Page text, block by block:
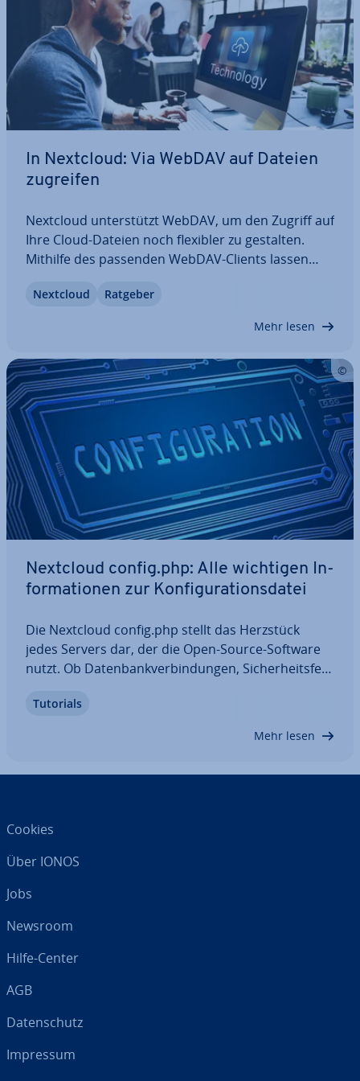
In Nextcloud: Via WebDAV auf Dateien
zugreifen
Nextcloud un­ter­stützt WebDAV, um den Zugriff auf
Ihre Cloud-Dateien noch flexibler zu gestalten.
Mithilfe des passenden WebDAV-Clients lassen
ren. In dem nach­fol­gen­den Artikel zeigen wir
Nextcloud Ratgeber
Mehr lesen
Nextcloud config.php: Alle wichtigen In­
for­ma­tio­nen zur Kon­fi­gu­ra­ti­ons­da­tei
Die Nextcloud config.php stellt das Herzstück
jedes Servers dar, der die Open-Source-Software
nutzt. Ob Da­ten­bank­ver­bin­dun­gen, Si­cher­heits­fea­
ons­da­tei werden ver­schie­de­ne fun­da­men­ta­le Ein­
Tutorials
Mehr lesen
Cookies
Über IONOS
Jobs
Newsroom
Hilfe-Center
AGB
Da­ten­schutz
Impressum